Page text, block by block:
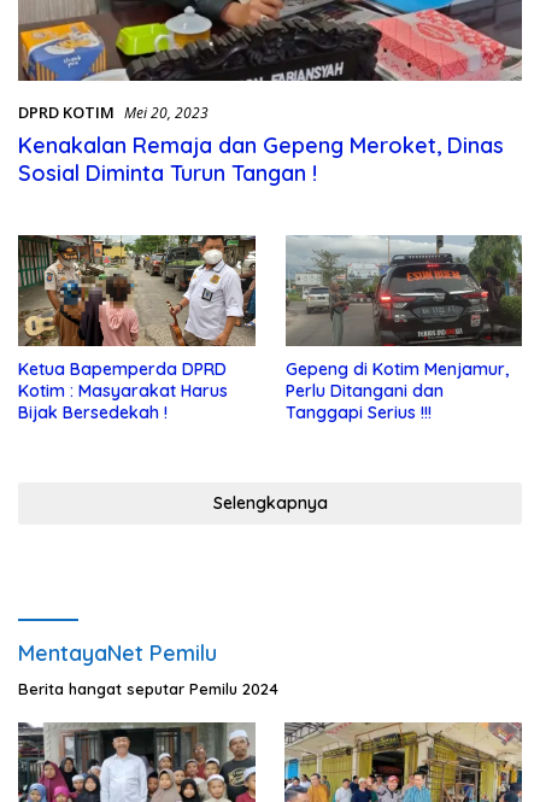
DPRD KOTIM Mei 20, 2023
Kenakalan Remaja dan Gepeng Meroket, Dinas
Sosial Diminta Turun Tangan !
Ketua Bapemperda DPRD
Kotim : Masyarakat Harus
Bijak Bersedekah !
Gepeng di Kotim Menjamur,
Perlu Ditangani dan
Tanggapi Serius !!!
Selengkapnya
MentayaNet Pemilu
Berita hangat seputar Pemilu 2024